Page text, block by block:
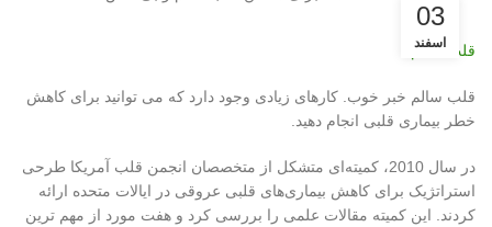
03
اسفند
قلب سالم
قلب سالم خبر خوب. کارهای زیادی وجود دارد که می توانید برای کاهش
خطر بیماری قلبی انجام دهید.
در سال 2010، کمیته‌ای متشکل از متخصصان انجمن قلب آمریکا طرحی
استراتژیک برای کاهش بیماری‌های قلبی عروقی در ایالات متحده ارائه
کردند. این کمیته مقالات علمی را بررسی کرد و هفت مورد از مهم ترین